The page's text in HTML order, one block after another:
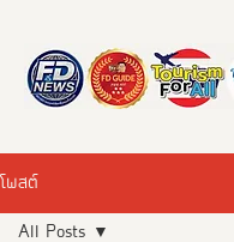
โพสต์
All Posts